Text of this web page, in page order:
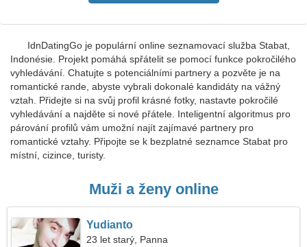
IdnDatingGo je populární online seznamovací služba Stabat,
Indonésie. Projekt pomáhá spřátelit se pomocí funkce pokročilého
vyhledávání. Chatujte s potenciálními partnery a pozvěte je na
romantické rande, abyste vybrali dokonalé kandidáty na vážný
vztah. Přidejte si na svůj profil krásné fotky, nastavte pokročilé
vyhledávání a najděte si nové přátele. Inteligentní algoritmus pro
párování profilů vám umožní najít zajímavé partnery pro
romantické vztahy. Připojte se k bezplatné seznamce Stabat pro
místní, cizince, turisty.
Muži a ženy online
Yudianto
23 let starý, Panna